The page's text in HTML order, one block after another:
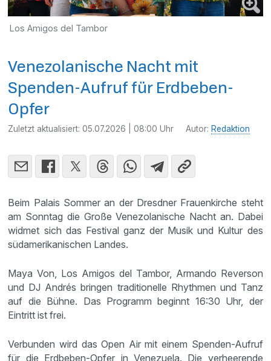
Los Amigos del Tambor
Venezolanische Nacht mit
Spenden-Aufruf für Erdbeben-
Opfer
Zuletzt aktualisiert:05.07.2026 | 08:00 Uhr Autor: Redaktion
Beim Palais Sommer an der Dresdner Frauenkirche steht
am Sonntag die Große Venezolanische Nacht an. Dabei
widmet sich das Festival ganz der Musik und Kultur des
südamerikanischen Landes.
Maya Von, Los Amigos del Tambor, Armando Reverson
und DJ Andrés bringen traditionelle Rhythmen und Tanz
auf die Bühne. Das Programm beginnt 16:30 Uhr, der
Eintritt ist frei.
Verbunden wird das Open Air mit einem Spenden-Aufruf
für die Erdbeben-Opfer in Venezuela. Die verheerende